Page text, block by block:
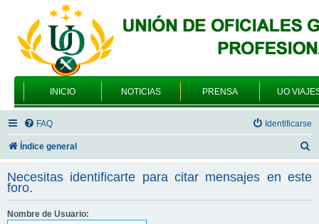
INICIO NOTICIAS PRENSA UO
FAQ Identificarse
Índice general
c
Necesitas identificarte para citar mensajes en este
foro.
Nombre de Usuario: